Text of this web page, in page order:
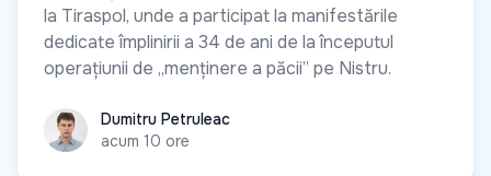
la Tiraspol, unde a participat la manifestările
dedicate împlinirii a 34 de ani de la începutul
operațiunii de „menținere a păcii” pe Nistru.
Dumitru Petruleac
Dumitru Petruleac
acum 10 ore